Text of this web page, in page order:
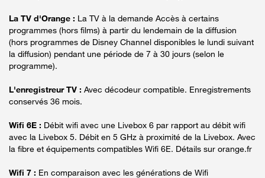
La TV d'Orange : La TV à la demande Accès à certains
programmes (hors films) à partir du lendemain de la diffusion
(hors programmes de Disney Channel disponibles le lundi suivant
la diffusion) pendant une période de 7 à 30 jours (selon le
programme).
L'enregistreur TV : Avec décodeur compatible. Enregistrements
conservés 36 mois.
Wifi 6E : Débit wifi avec une Livebox 6 par rapport au débit wifi
avec la Livebox 5. Débit en 5 GHz à proximité de la Livebox. Avec
la fibre et équipements compatibles Wifi 6E. Détails sur orange.fr
Wifi 7 : En comparaison avec les générations de Wifi